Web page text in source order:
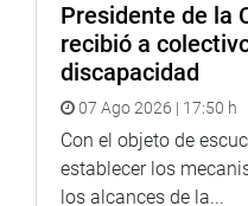
Presidente de la
recibió a
discapacidad
07 Ago 2026 | 17:50 h
Con el objeto de
establecer los
los alcances de la...